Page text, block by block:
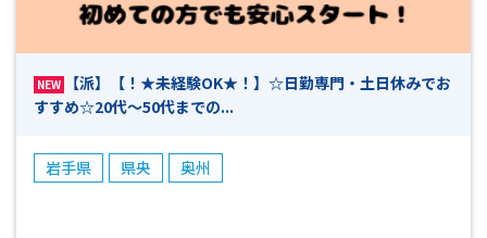
す！！(^^)/ 【ご応募から採用までの流れ】 ◎ＷＥＢやお電話
にて折り返しご連絡致します ▼ （ 面接日調整・予約
（所要時間5～１０分程度） ） ◎面接・お仕事説明 ▼
（ これまでの職務経歴やお仕事へのご希望等お聞かせくだ
事開始日の日程等確認 ） ◎採用連絡 ▼ （ 即日～7日
程度 ） ◎勤務スタート ※上記は目安となりますので、予め
NEW
【派】【！★未経験OK★！】☆日勤専門・土日休みでお
すすめ☆20代～50代までの...
岩手県 県央 奥州